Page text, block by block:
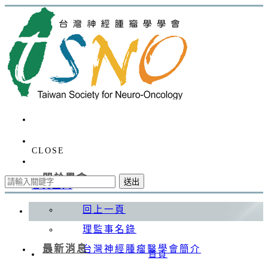
會員登入
CLOSE
關於學會
回上一頁
理監事名錄
台灣神經腫瘤醫學會簡介
最新消息
送出
首頁